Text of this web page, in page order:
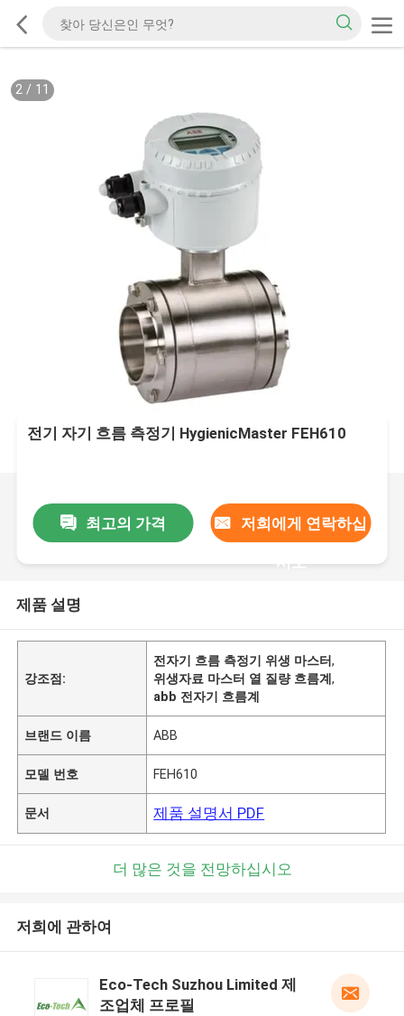
2/ 11
전기 자기 흐름 측정기 HygienicMaster FEH610
최고의 가격 저희에게 연락하십
시오
제품 설명
강조점:
전자기 흐름 측정기 위생 마스터,
위생자료 마스터 열 질량 흐름계,
abb 전자기 흐름계
브랜드 이름 ABB
모델 번호 FEH610
문서 제품 설명서 PDF
더 많은 것을 전망하십시오
저희에 관하여
Eco-Tech Suzhou Limited 제
조업체 프로필